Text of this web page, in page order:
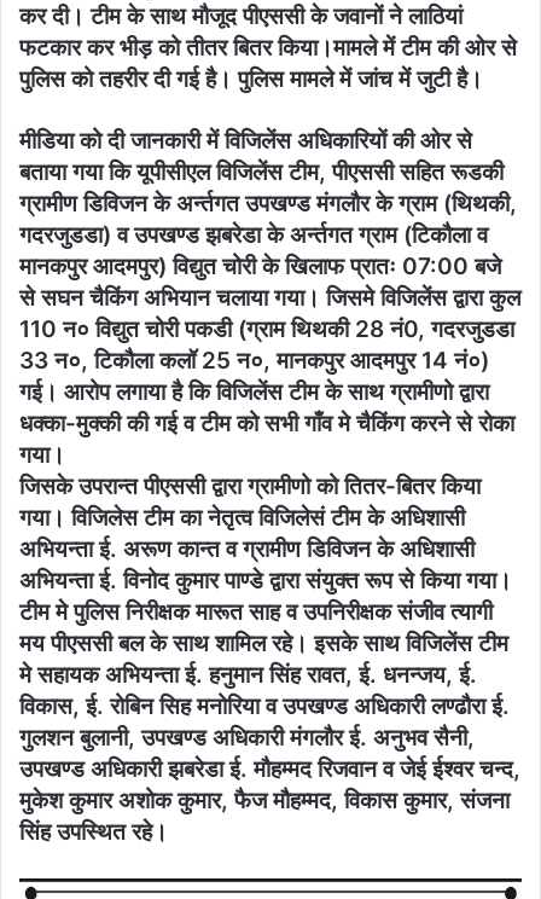
कर दी। टीम के साथ मौजूद पीएससी के जवानों ने लाठियां
फटकार कर भीड़ को तीतर बितर किया।मामले में टीम की ओर से
पुलिस को तहरीर दी गई है। पुलिस मामले में जांच में जुटी है।
मीडिया को दी जानकारी में विजिलेंस अधिकारियों की ओर से
बताया गया कि यूपीसीएल विजिलेंस टीम, पीएससी सहित रूडकी
ग्रामीण डिविजन के अर्न्तगत उपखण्ड मंगलौर के ग्राम (थिथकी,
गदरजुडडा) व उपखण्ड झबरेडा के अर्न्तगत ग्राम (टिकौला व
मानकपुर आदमपुर) विद्युत चोरी के खिलाफ प्रातः 07:00 बजे
से सघन चैकिंग अभियान चलाया गया। जिसमे विजिलेंस द्वारा कुल
110 न० विद्युत चोरी पकडी (ग्राम थिथकी 28 नं0, गदरजुडडा
33 न०, टिकौला कलॉ 25 न०, मानकपुर आदमपुर 14 नं०)
गई। आरोप लगाया है कि विजिलेंस टीम के साथ ग्रामीणो द्वारा
धक्का-मुक्की की गई व टीम को सभी गाँव मे चैकिंग करने से रोका
गया।
जिसके उपरान्त पीएससी द्वारा ग्रामीणो को तितर-बितर किया
गया। विजिलेस टीम का नेतृत्व विजिलेसं टीम के अधिशासी
अभियन्ता ई. अरूण कान्त व ग्रामीण डिविजन के अधिशासी
अभियन्ता ई. विनोद कुमार पाण्डे द्वारा संयुक्त रूप से किया गया।
टीम मे पुलिस निरीक्षक मारूत साह व उपनिरीक्षक संजीव त्यागी
मय पीएससी बल के साथ शामिल रहे। इसके साथ विजिलेंस टीम
मे सहायक अभियन्ता ई. हनुमान सिंह रावत, ई. धनन्जय, ई.
विकास, ई. रोबिन सिह मनोरिया व उपखण्ड अधिकारी लण्ढौरा ई.
गुलशन बुलानी, उपखण्ड अधिकारी मंगलौर ई. अनुभव सैनी,
उपखण्ड अधिकारी झबरेडा ई. मौहम्मद रिजवान व जेई ईश्वर चन्द,
मुकेश कुमार अशोक कुमार, फैज मौहम्मद, विकास कुमार, संजना
सिंह उपस्थित रहे।